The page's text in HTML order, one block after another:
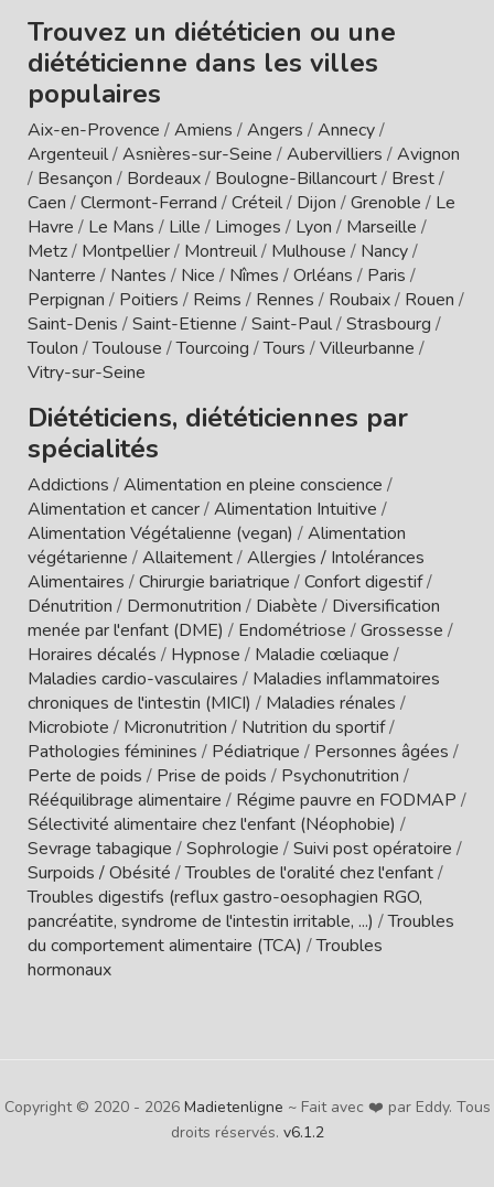
Trouvez un diététicien ou une
diététicienne dans les villes
populaires
Aix-en-Provence /Amiens /Angers /Annecy/
Argenteuil/Asnières-sur-Seine /Aubervilliers /Avignon
/ Besançon / Bordeaux/ Boulogne-Billancourt/ Brest/
Caen /Clermont-Ferrand /Créteil/ Dijon /Grenoble / Le
Havre / Le Mans / Lille / Limoges / Lyon / Marseille /
Metz/ Montpellier/ Montreuil/ Mulhouse / Nancy/
Nanterre / Nantes / Nice / Nîmes /Orléans / Paris /
Perpignan / Poitiers / Reims / Rennes / Roubaix/ Rouen /
Saint-Denis /Saint-Etienne /Saint-Paul/Strasbourg /
Toulon /Toulouse /Tourcoing /Tours /Villeurbanne /
Vitry-sur-Seine
Diététiciens, diététiciennes par
spécialités
Addictions /Alimentation en pleine conscience /
Alimentation et cancer/Alimentation Intuitive /
Alimentation Végétalienne (vegan) /Alimentation
végétarienne /Allaitement/Allergies / Intolérances
Alimentaires /Chirurgie bariatrique /Confort digestif/
Dénutrition / Dermonutrition / Diabète / Diversification
menée par l'enfant (DME) / Endométriose /Grossesse /
Horaires décalés / Hypnose / Maladie cœliaque /
Maladies cardio-vasculaires / Maladies inflammatoires
chroniques de l'intestin (MICI) / Maladies rénales /
Microbiote / Micronutrition / Nutrition du sportif/
Pathologies féminines / Pédiatrique / Personnes âgées /
Perte de poids / Prise de poids / Psychonutrition /
Rééquilibrage alimentaire / Régime pauvre en FODMAP /
Sélectivité alimentaire chez l'enfant (Néophobie) /
Sevrage tabagique /Sophrologie /Suivi post opératoire /
Surpoids / Obésité /Troubles de l'oralité chez l'enfant/
Troubles digestifs (reflux gastro-oesophagien RGO,
pancréatite, syndrome de l'intestin irritable, ...) /Troubles
du comportement alimentaire (TCA) /Troubles
hormonaux
Copyright © 2020 - 2026 Madietenligne ~ Fait avec ❤️ par Eddy. Tous
droits réservés. v6.1.2